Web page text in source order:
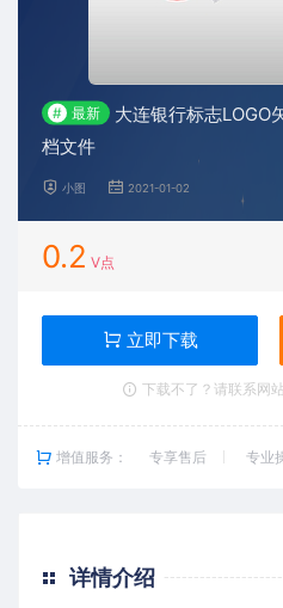
# 最新
大连银行标志LOGO
档文件
小图 2021-01-02
0.2 V点
立即下载
下载不了？请联系网
增值服务： 专享售后 专业
详情介绍